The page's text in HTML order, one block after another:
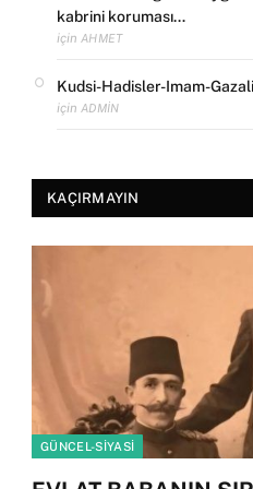
kabrini koruması…
için AHMET
Kudsi-Hadisler-Imam-Gazali
için ADMIN
KAÇIRMAYIN
GÜNCEL-SIYASI